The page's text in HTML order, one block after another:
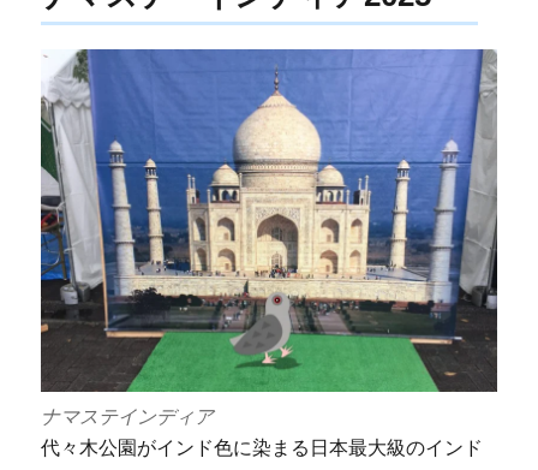
ナマステインディア
代々木公園がインド色に染まる日本最大級のインド